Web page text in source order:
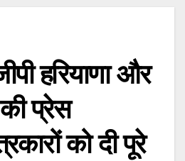
हरियाणा और
प्रेस
को दी पूरे